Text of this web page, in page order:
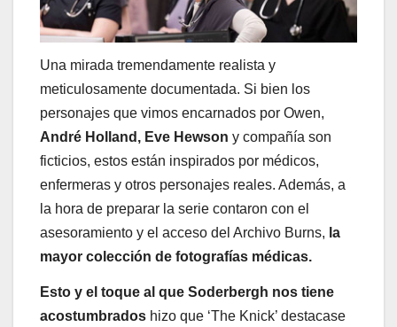
Una mirada tremendamente realista y
meticulosamente documentada. Si bien los
personajes que vimos encarnados por Owen,
André Holland, Eve Hewson y compañía son
ficticios, estos están inspirados por médicos,
enfermeras y otros personajes reales. Además, a
la hora de preparar la serie contaron con el
asesoramiento y el acceso del Archivo Burns, la
mayor colección de fotografías médicas.
Esto y el toque al que Soderbergh nos tiene
acostumbrados hizo que ‘The Knick’ destacase